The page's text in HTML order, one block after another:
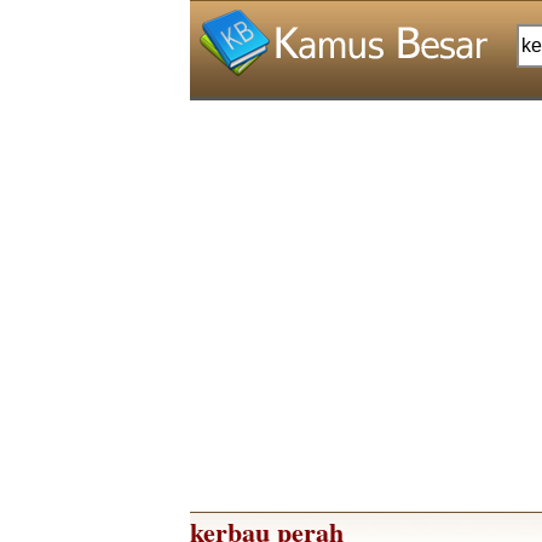
kerbau perah